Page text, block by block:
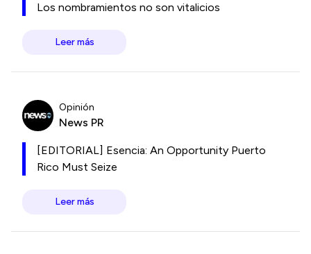
Los nombramientos no son vitalicios
Leer más
Opinión
News PR
[EDITORIAL] Esencia: An Opportunity Puerto
Rico Must Seize
Leer más